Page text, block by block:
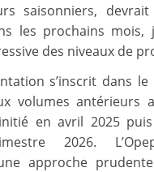
saisonniers,
les prochains mois,
des niveaux de
s’inscrit dans
volumes antérieurs
en avril 2025
2026.
approche